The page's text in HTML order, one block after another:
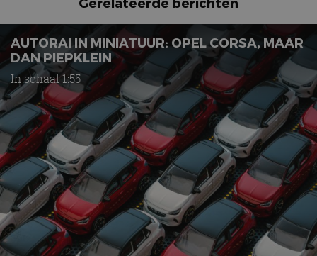
AUTORAI IN MINIATUUR: OPEL CORSA, MAAR
DAN PIEPKLEIN
In schaal 1:55